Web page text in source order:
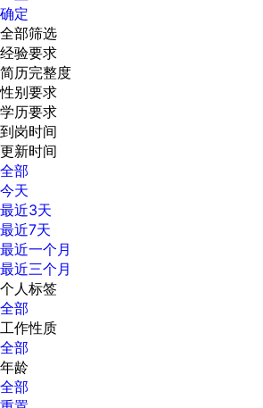
确定
全部筛选
经验要求
简历完整度
性别要求
学历要求
到岗时间
更新时间
全部
今天
最近3天
最近7天
最近一个月
最近三个月
个人标签
全部
工作性质
全部
年龄
全部